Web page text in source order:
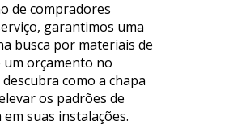
de compradores
garantimos uma
busca por materiais de
um orçamento no
como a chapa
os padrões de
suas instalações.